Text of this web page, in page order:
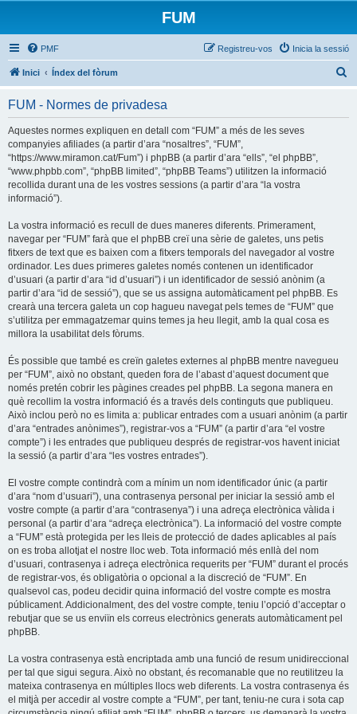
FUM
PMF Inicia la sessió
Registreu-vos
Inici Índex del fòrum
FUM - Normes de privadesa
Aquestes normes expliquen en detall com “FUM” a més de les seves
companyies afiliades (a partir d’ara “nosaltres”, “FUM”,
“https://www.miramon.cat/Fum”) i phpBB (a partir d’ara “ells”, “el phpBB”,
“www.phpbb.com”, “phpBB limited”, “phpBB Teams”) utilitzen la informació
recollida durant una de les vostres sessions (a partir d’ara “la vostra
informació”).
La vostra informació es recull de dues maneres diferents. Primerament,
navegar per “FUM” farà que el phpBB creï una sèrie de galetes, uns petis
fitxers de text que es baixen com a fitxers temporals del navegador al vostre
ordinador. Les dues primeres galetes només contenen un identificador
d’usuari (a partir d’ara “id d’usuari”) i un identificador de sessió anònim (a
partir d’ara “id de sessió”), que se us assigna automàticament pel phpBB. Es
crearà una tercera galeta un cop hagueu navegat pels temes de “FUM” que
s’utilitza per emmagatzemar quins temes ja heu llegit, amb la qual cosa es
millora la usabilitat dels fòrums.
És possible que també es creïn galetes externes al phpBB mentre navegueu
per “FUM”, això no obstant, queden fora de l’abast d’aquest document que
només pretén cobrir les pàgines creades pel phpBB. La segona manera en
què recollim la vostra informació és a través dels continguts que publiqueu.
Això inclou però no es limita a: publicar entrades com a usuari anònim (a partir
d’ara “entrades anònimes”), registrar-vos a “FUM” (a partir d’ara “el vostre
compte”) i les entrades que publiqueu després de registrar-vos havent iniciat
la sessió (a partir d’ara “les vostres entrades”).
El vostre compte contindrà com a mínim un nom identificador únic (a partir
d’ara “nom d’usuari”), una contrasenya personal per iniciar la sessió amb el
vostre compte (a partir d’ara “contrasenya”) i una adreça electrònica vàlida i
personal (a partir d’ara “adreça electrònica”). La informació del vostre compte
a “FUM” està protegida per les lleis de protecció de dades aplicables al país
on es troba allotjat el nostre lloc web. Tota informació més enllà del nom
d’usuari, contrasenya i adreça electrònica requerits per “FUM” durant el procés
de registrar-vos, és obligatòria o opcional a la discreció de “FUM”. En
qualsevol cas, podeu decidir quina informació del vostre compte es mostra
públicament. Addicionalment, des del vostre compte, teniu l’opció d’acceptar o
rebutjar que se us enviïn els correus electrònics generats automàticament pel
phpBB.
La vostra contrasenya està encriptada amb una funció de resum unidireccional
per tal que sigui segura. Això no obstant, és recomanable que no reutilitzeu la
mateixa contrasenya en múltiples llocs web diferents. La vostra contrasenya és
el mitjà per accedir al vostre compte a “FUM”, per tant, teniu-ne cura i sota cap